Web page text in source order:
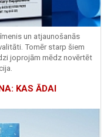
un atjaunošanās
Tomēr starp šiem
joprojām mēdz novērtēt
KAS ĀDAI